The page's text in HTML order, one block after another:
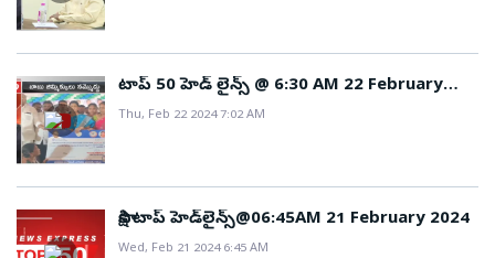
టాప్ 50 హెడ్ లైన్స్ @ 6:30 AM 22 February
2024
Thu, Feb 22 2024 7:02 AM
సాక్షి టాప్ హెడ్‌లైన్స్@06:45AM 21 February 2024
Wed, Feb 21 2024 6:45 AM